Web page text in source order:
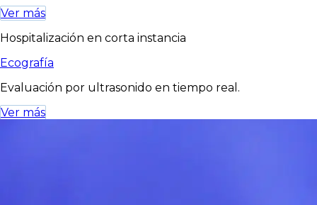
Ver más
Hospitalización en corta instancia
Ecografía
Evaluación por ultrasonido en tiempo real.
Ver más